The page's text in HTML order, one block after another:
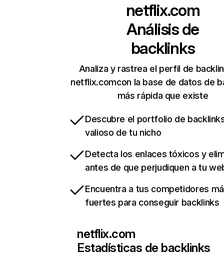
netflix.com
Análisis de
backlinks
Analiza y rastrea el perfil de
netflix.comcon la base de datos de
más rápida que existe
Descubre el portfolio de
valioso de tu nicho
Detecta los enlaces tóxicos y
antes de que perjudiquen a tu
Encuentra a tus competidores
fuertes para conseguir backlinks
netflix.com
Estadísticas de backlinks